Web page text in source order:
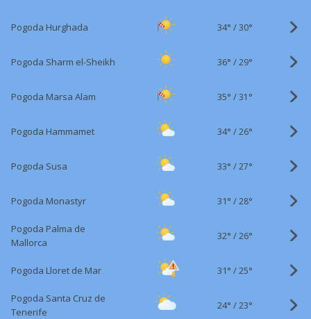
Pogoda Hurghada 34° /30°
Pogoda Sharm el-Sheikh 36° /29°
Pogoda Marsa Alam 35° /31°
Pogoda Hammamet 34° /26°
Pogoda Susa 33° /27°
Pogoda Monastyr 31° /28°
Pogoda Palma de
Mallorca
32° /26°
Pogoda Lloret de Mar 31° /25°
Pogoda Santa Cruz de
Tenerife
24° /23°